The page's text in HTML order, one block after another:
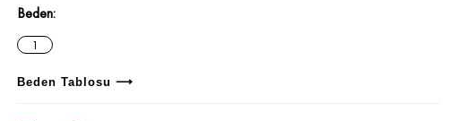
Beden
1
Beden Tablosu ⟶